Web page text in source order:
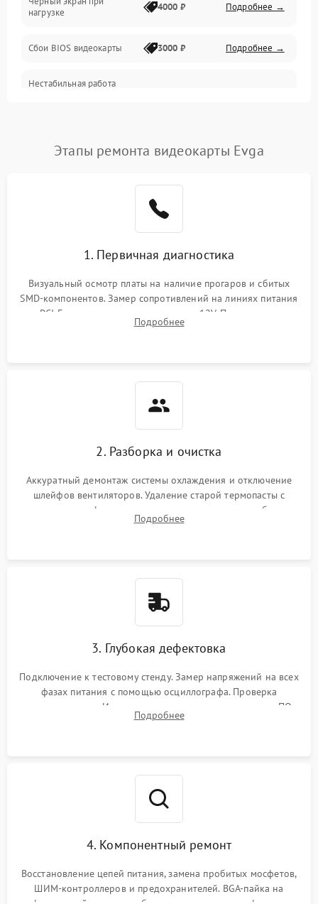
Электропитание
ПО
Электронные компоненты
Общие поломки
Механические повреждения
нагрузке
4000 ₽ Подробнее →
Сбои BIOS видеокарты 3000 ₽ Подробнее →
Нестабильная работа
Этапы ремонта видеокарты Evga
1. Первичная диагностика
Визуальный осмотр платы на наличие прогаров и сбитых
SMD-компонентов. Замер сопротивлений на линиях питания
PCI-E и дополнительных разъемах 12V. Проверка на
короткое замыкание основных дросселей питания GPU и
Подробнее
2. Разборка и очистка
Аккуратный демонтаж системы охлаждения и отключение
шлейфов вентиляторов. Удаление старой термопасты с
кристалла графического чипа и термопрокладок с банок
памяти и зоны VRM. Очистка платы от пыли и окислов.
Подробнее
3. Глубокая дефектовка
Подключение к тестовому стенду. Замер напряжений на всех
фазах питания с помощью осциллографа. Проверка
инициализации. Использование специализированного ПО
MATS
Подробнее
4. Компонентный ремонт
Восстановление цепей питания, замена пробитых мосфетов,
ШИМ-контроллеров и предохранителей. BGA-пайка на